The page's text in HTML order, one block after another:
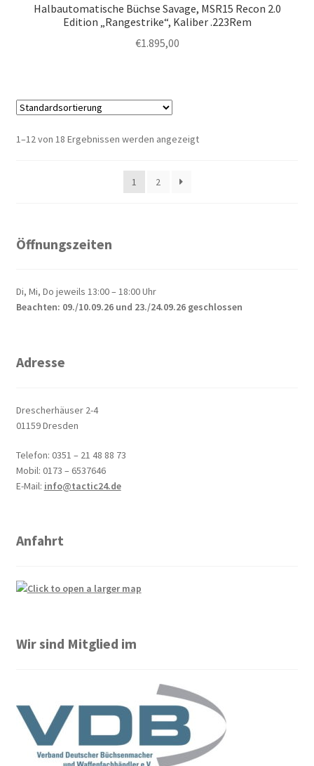
Halbautomatische Büchse Savage, MSR15 Recon 2.0
Edition „Rangestrike“, Kaliber .223Rem
€1.895,00
1–12 von 18 Ergebnissen werden angezeigt
1 2
Öffnungszeiten
Di, Mi, Do jeweils 13:00 – 18:00 Uhr
Beachten: 09./10.09.26 und 23./24.09.26 geschlossen
Adresse
Drescherhäuser 2-4
01159 Dresden
Telefon: 0351 – 21 48 88 73
Mobil: 0173 – 6537646
E-Mail: info@tactic24.de
Anfahrt
Wir sind Mitglied im